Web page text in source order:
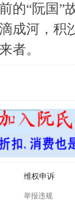
的“阮国”
成河，积
者。
维权申诉
举报违规